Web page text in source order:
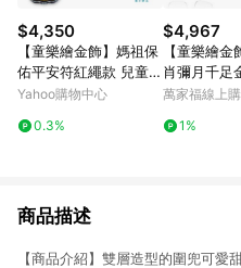
$4,350
【童樂繪金飾】媽祖保
佑平安符紅繩款 兒童黃
金彌月禮盒 重0.1錢 (彌
Yahoo購物中心
0.3%
$4,967
【童樂繪
肖彌月千足
12款任選 (
萬家福線上
1%
商品描述
【商品介紹】雙層造型的圍兜可愛